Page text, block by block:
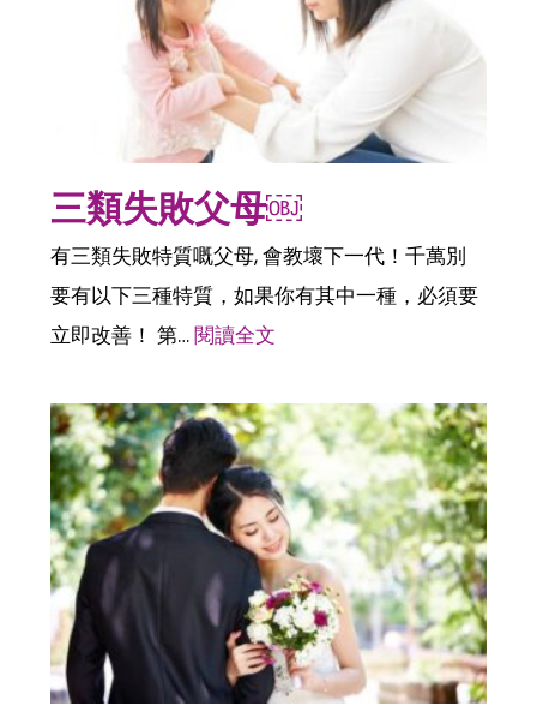
三類失敗父母￼
有三類失敗特質嘅父母, 會教壞下一代！千萬別
要有以下三種特質，如果你有其中一種，必須要
立即改善！ 第…閱讀全文